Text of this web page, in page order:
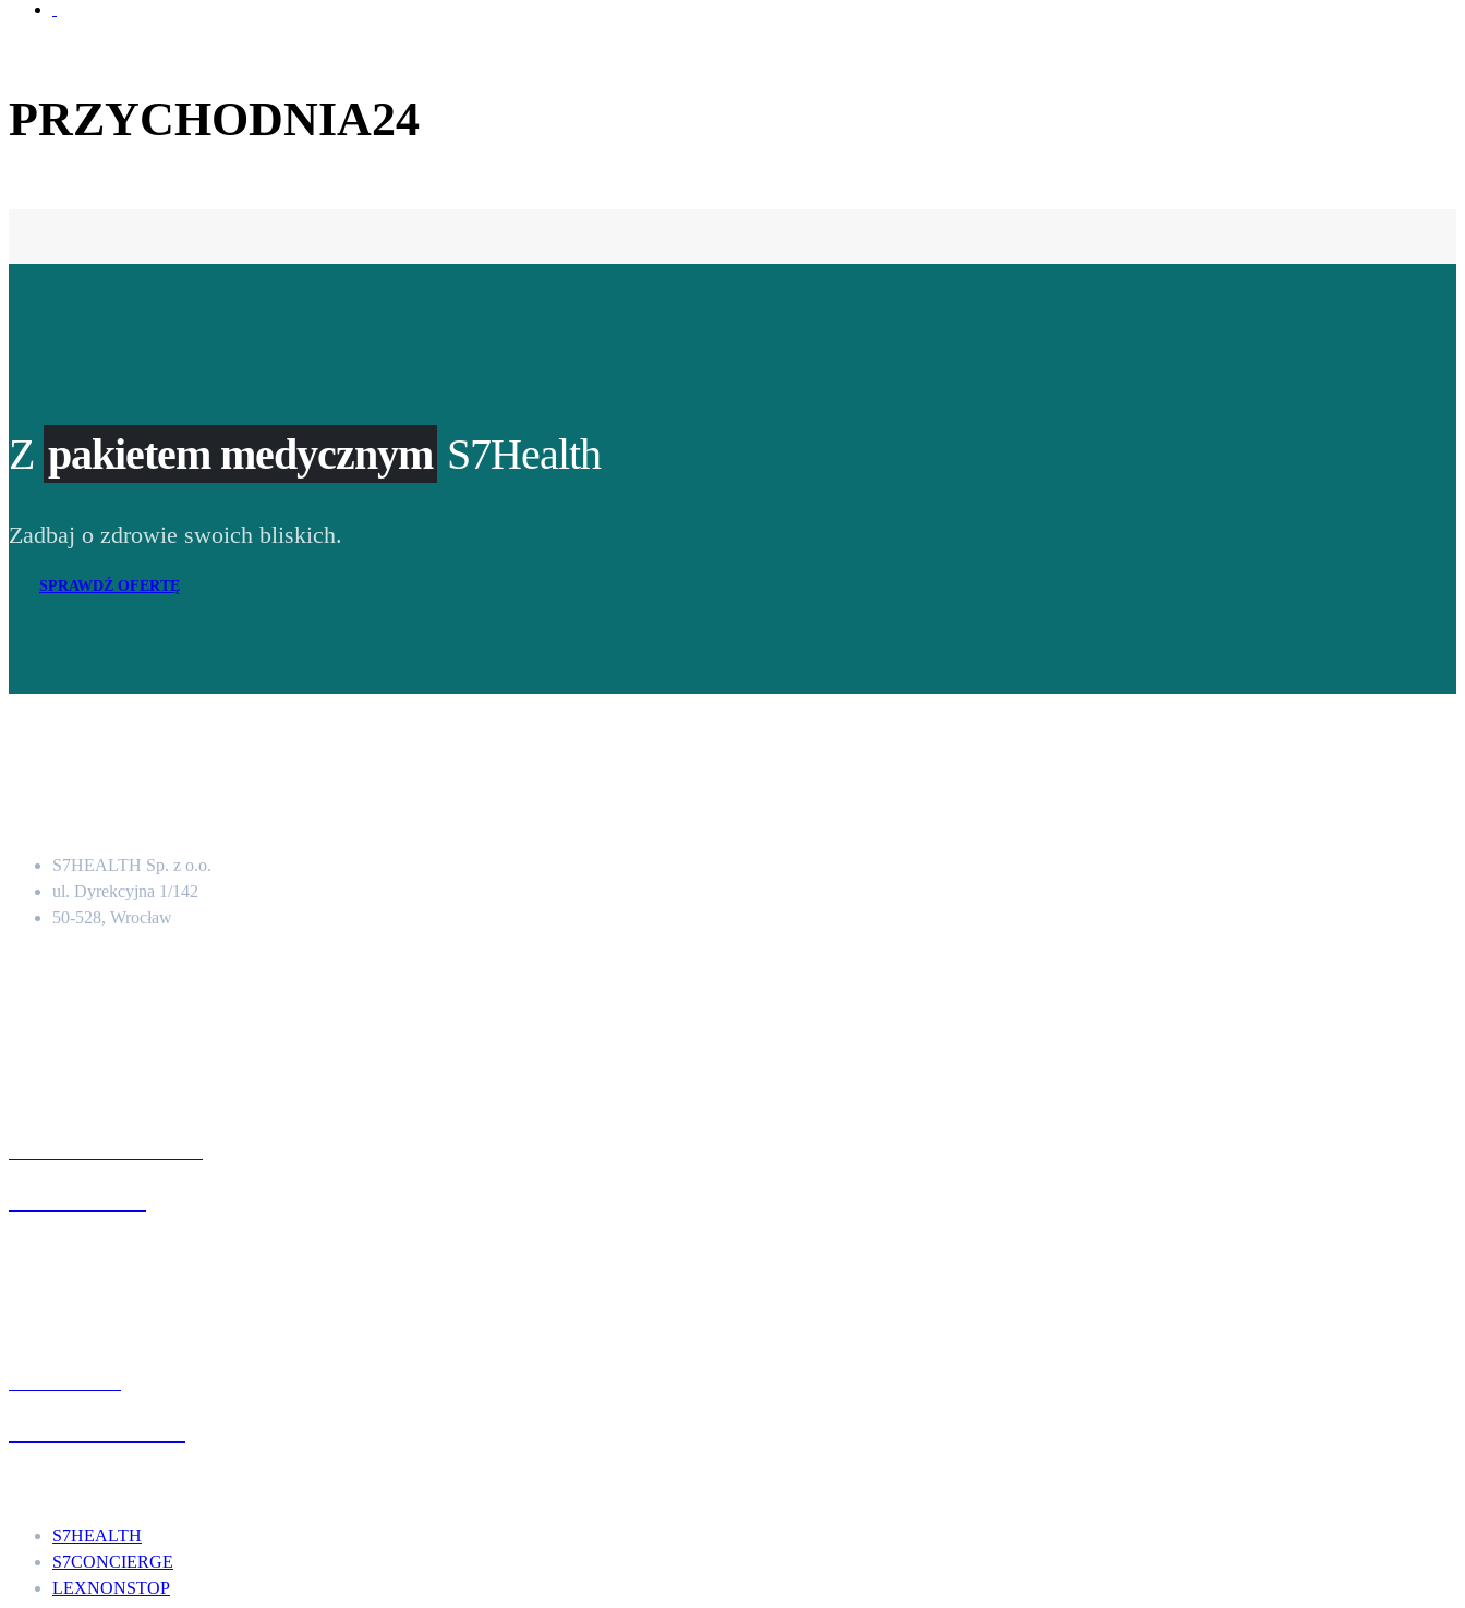
PRZYCHODNIA24
Z pakietem medycznym S7Health
Zadbaj o zdrowie swoich bliskich.
SPRAWDŹ OFERTĘ
S7HEALTH Sp. z o.o.
ul. Dyrekcyjna 1/142
50-528, Wrocław
S7HEALTH
S7CONCIERGE
LEXNONSTOP